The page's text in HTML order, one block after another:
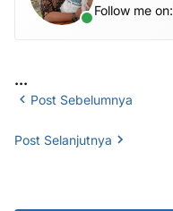
Follow me on:
...
Post Sebelumnya
Post Selanjutnya